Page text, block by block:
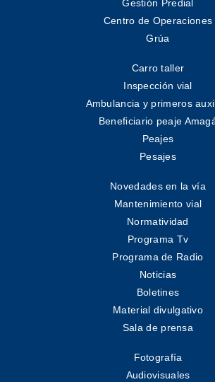
Gestión Predial
Centro de Operaciones
Grúa
Carro taller
Inspección vial
Ambulancia y primeros
Beneficiario peaje
Peajes
Pesajes
Novedades en la vía
Mantenimiento vial
Normatividad
Programa Tv
Programa de Radio
Noticias
Boletines
Material divulgativo
Sala de prensa
Fotografía
Audiovisuales